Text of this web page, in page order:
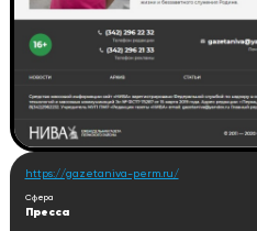
https://gazetaniva-perm.ru/
Сфера
Пресса